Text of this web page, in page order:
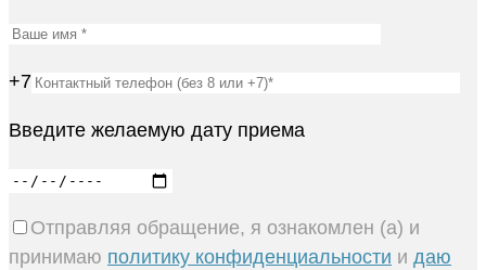
+7
Введите желаемую дату приема
Отправляя обращение, я ознакомлен (а) и
принимаю политику конфиденциальности и даю